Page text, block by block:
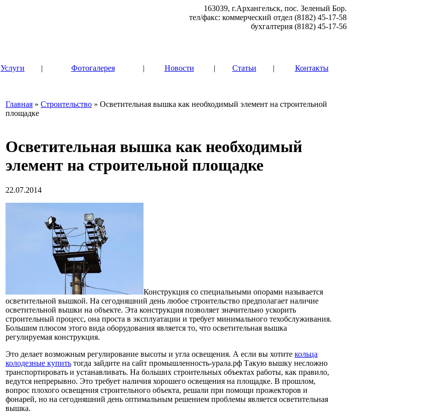
163039, г.Архангельск, пос. Зеленый Бор.
тел/факс: коммерческий отдел (8182) 45-17-58
бухгалтерия (8182) 45-17-56
Услуги | Фотогалерея | Новости | Статьи | Контакты
Главная » Строительство » Осветительная вышка как необходимый элемент на строительной
площадке
Осветительная вышка как необходимый
элемент на строительной площадке
22.07.2014
Конструкция со специальными опорами называется
осветительной вышкой. На сегодняшний день любое строительство предполагает наличие
осветительной вышки на объекте. Эта конструкция позволяет значительно ускорить
строительный процесс, она проста в эксплуатации и требует минимального техобслуживания.
Большим плюсом этого вида оборудования является то, что осветительная вышка
регулируемая конструкция.
Это делает возможным регулирование высоты и угла освещения. А если вы хотите кольца
колодезные купить тогда зайдите на сайт промышленность-урала.рф Такую вышку несложно
транспортировать и устанавливать. На больших строительных объектах работы, как правило,
ведутся непрерывно. Это требует наличия хорошего освещения на площадке. В прошлом,
вопрос плохого освещения строительного объекта, решали при помощи прожекторов и
фонарей, но на сегодняшний день оптимальным решением проблемы является осветительная
вышка.